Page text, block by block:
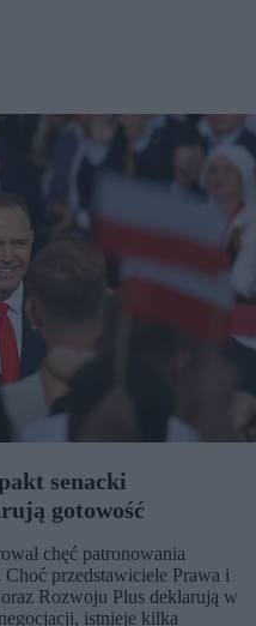
senacki
gotowość
chęć patronowania
przedstawiciele Prawa i
Rozwoju Plus deklarują w
istnieje kilka